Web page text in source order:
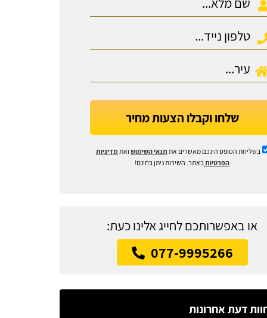
שלחו וקבלו הצעות מחיר
בשליחת הטופס הינכם מאשרים את תנאי השימושואתמדיניות
הפרטיותבאתר. השירות ניתן בחינם!
או באפשרותכם לחייג אלינו כעת:
077-9995266
דעת אחרונות